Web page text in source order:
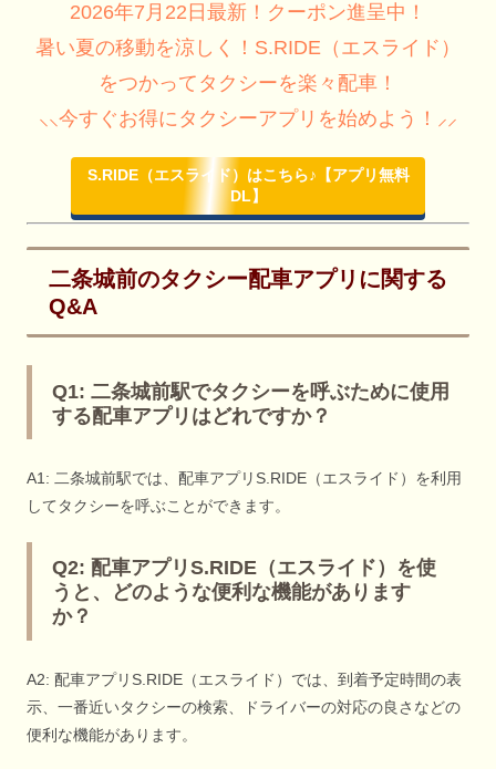
2026年7月22日最新！クーポン進呈中！
暑い夏の移動を涼しく！S.RIDE（エスライド）
をつかってタクシーを楽々配車！
⸜⸜今すぐお得にタクシーアプリを始めよう！⸝⸝
S.RIDE（エスライド）はこちら♪【アプリ無料
DL】
二条城前のタクシー配車アプリに関する
Q&A
Q1: 二条城前駅でタクシーを呼ぶために使用
する配車アプリはどれですか？
A1: 二条城前駅では、配車アプリS.RIDE（エスライド）を利用
してタクシーを呼ぶことができます。
Q2: 配車アプリS.RIDE（エスライド）を使
うと、どのような便利な機能があります
か？
A2: 配車アプリS.RIDE（エスライド）では、到着予定時間の表
示、一番近いタクシーの検索、ドライバーの対応の良さなどの
便利な機能があります。